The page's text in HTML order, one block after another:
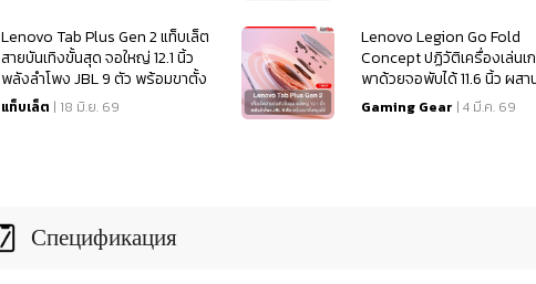
Lenovo Tab Plus Gen 2 แท็บเล็ต
สายบันเทิงขั้นสุด จอใหญ่ 12.1 นิ้ว
พลังลำโพง JBL 9 ตัว พร้อมขาตั้ง
หมุนได้ 360 องศา
แท็บเล็ต | 18 มิ.ย. 69
Lenovo Legion Go Fold
Concept ปฏิวัติเครื่องเล่นเ
พาด้วยจอพับได้ 11.6 นิ้ว ผสา
เดสก์ท็อปในเครื่องเดียว
Gaming Gear | 4 มี.ค. 69
Спецификация